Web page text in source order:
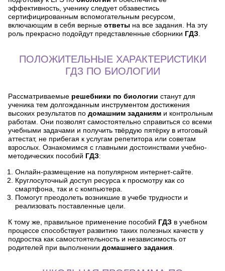
эффективность, ученику следует обзавестись
сертифицированным вспомогательным ресурсом,
включающим в себя верные ответы на все задания. На эту
роль прекрасно подойдут представленные сборники ГДЗ.
ПОЛОЖИТЕЛЬНЫЕ ХАРАКТЕРИСТИКИ
ГДЗ ПО БИОЛОГИИ
Рассматриваемые решебники по биологии станут для
ученика тем долгожданным инструментом достижения
высоких результатов по домашним заданиям и контрольным
работам. Они позволят самостоятельно справиться со всеми
учебными задачами и получить твёрдую пятёрку в итоговый
аттестат, не прибегая к услугам репетитора или советам
взрослых. Ознакомимся с главными достоинствами учебно-
методических пособий ГДЗ:
Онлайн-размещение на популярном интернет-сайте.
Круглосуточный доступ ресурса к просмотру как со
смартфона, так и с компьютера.
Помогут преодолеть возникшие в учебе трудности и
реализовать поставленные цели.
К тому же, правильное применение пособий ГДЗ в учебном
процессе способствует развитию таких полезных качеств у
подростка как самостоятельность и независимость от
родителей при выполнении домашнего задания.